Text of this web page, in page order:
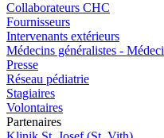
Collaborateurs CHC
Fournisseurs
Intervenants extérieurs
Médecins généralistes -
Presse
Réseau pédiatrie
Stagiaires
Volontaires
Partenaires